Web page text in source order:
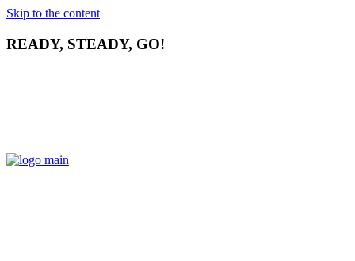
Skip to the content
READY, STEADY, GO!